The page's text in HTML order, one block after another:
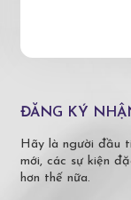
ĐĂNG KÝ
Hãy là người đầu
mới, các sự kiện
hơn thế nữa.